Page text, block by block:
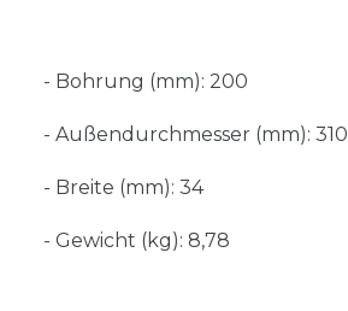
- Bohrung (mm): 200
- Außendurchmesser (mm): 310
- Breite (mm): 34
- Gewicht (kg): 8,78